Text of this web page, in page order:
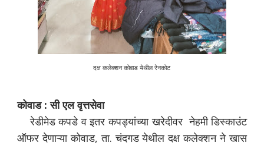
दक्ष कलेक्शन कोवाड येथील रेनकोट
कोवाड : सी एल वृत्तसेवा
रेडीमेड कपडे व इतर कपड्यांच्या खरेदीवर नेहमी डिस्काउंट
ऑफर देणाऱ्या कोवाड, ता. चंदगड येथील दक्ष कलेक्शन ने खास